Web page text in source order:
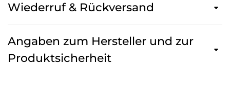
Wiederruf & Rückversand
Angaben zum Hersteller und zur
Produktsicherheit